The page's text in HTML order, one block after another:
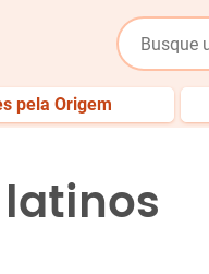
pela Origem